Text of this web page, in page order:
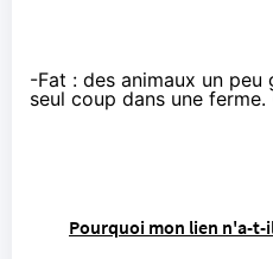
-Fat : des animaux un
seul coup dans une
Pourquoi mon lien n'a-t-